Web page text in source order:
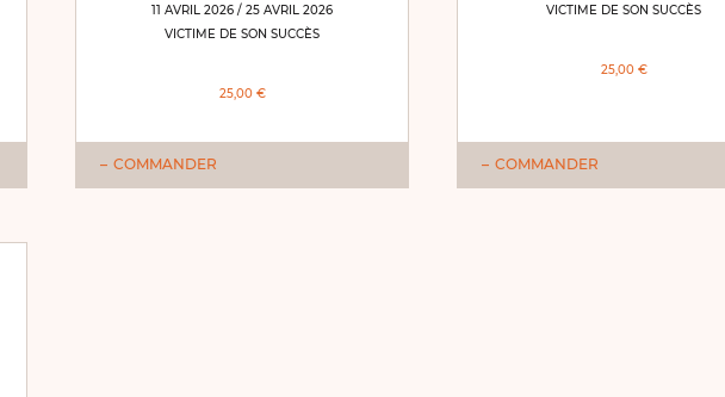
11 AVRIL 2026 / 25 AVRIL 2026
VICTIME DE SON SUCCÈS
25,00 €
COMMANDER
VICTIME DE SON SUCCÈS
25,00 €
COMMANDER